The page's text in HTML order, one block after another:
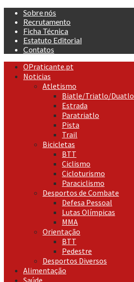
Skip
content
Sobre nós
Recrutamento
Ficha Técnica
Estatuto Editorial
Contatos
Primary
Menu
OPraticante.pt
Noticias
Atletismo
Biatle/Triatlo/Duatlo
Estrada
Paratriatlo
Pista
Trail
Bicicletas
BTT
Ciclismo
Cicloturismo
Paraciclismo
Desportos de Combate
Defesa Pessoal
Lutas Olímpicas
MMA
Orientação
BTT
Pedestre
Desportos Diversos
Alimentação
Saúde